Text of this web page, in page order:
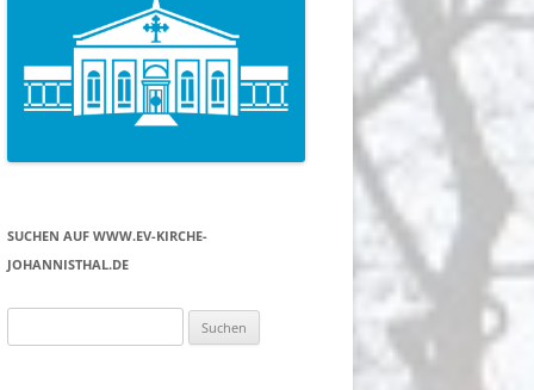
SUCHEN AUF WWW.EV-KIRCHE-
JOHANNISTHAL.DE
nach: